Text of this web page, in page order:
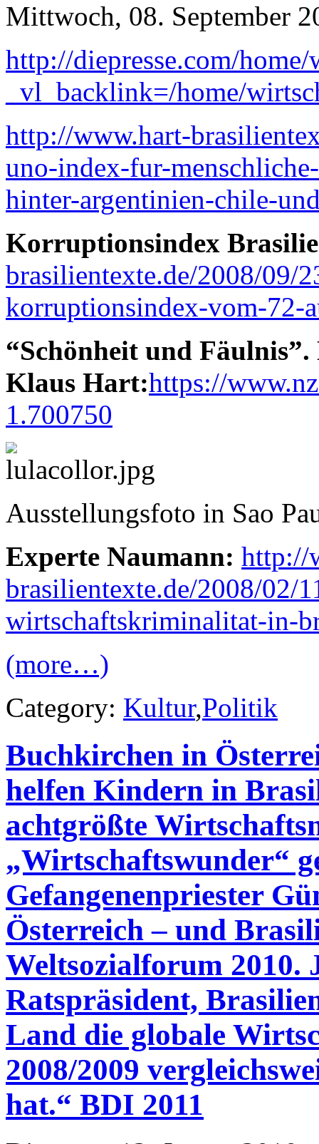
Mittwoch, 08. September
http://diepresse.com/
_vl_backlink=/home/
http://www.hart-
uno-index-fur-
hinter-argentinien-chile-
Korruptionsindex
brasilientexte.de/2008/09/
korruptionsindex-vom-72-
“Schönheit und
Klaus Hart:https://
1.700750
Ausstellungsfoto in Sao
Experte Naumann: http://
brasilientexte.de/2008/02/
wirtschaftskriminalitat-in-
(more…)
Category: Kultur,Politik
Buchkirchen in
helfen Kindern in
achtgrößte
„Wirtschaftswunder“
Gefangenenpriester
Österreich – und
Weltsozialforum 2010.
Ratspräsident,
Land die globale
2008/2009
hat.“ BDI 2011